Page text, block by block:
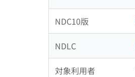
NDC10版
NDLC
対象利用者